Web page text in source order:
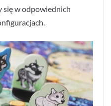
się w odpowiednich